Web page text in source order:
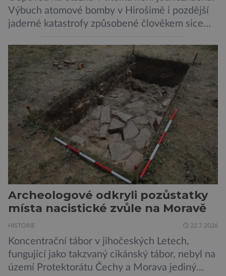
Výbuch atomové bomby v Hirošimě i pozdější
jaderné katastrofy způsobené člověkem sice
slabší a dlouhodobé záření poškozuje DNA.
Přesto není stále zcela jasné, nakolik se mutace
vzniklé ozářením přenášejí na potomstvo. Před
pěti lety, těsně před 35. výročím výbuchu
Černobylské jaderné elektrárny, […]
Archeologové odkryli pozůstatky
místa nacistické zvůle na Moravě
HISTORIE 22.7.2026
Koncentrační tábor v jihočeských Letech,
fungující jako takzvaný cikánský tábor, nebyl na
území Protektorátu Čechy a Morava jediný